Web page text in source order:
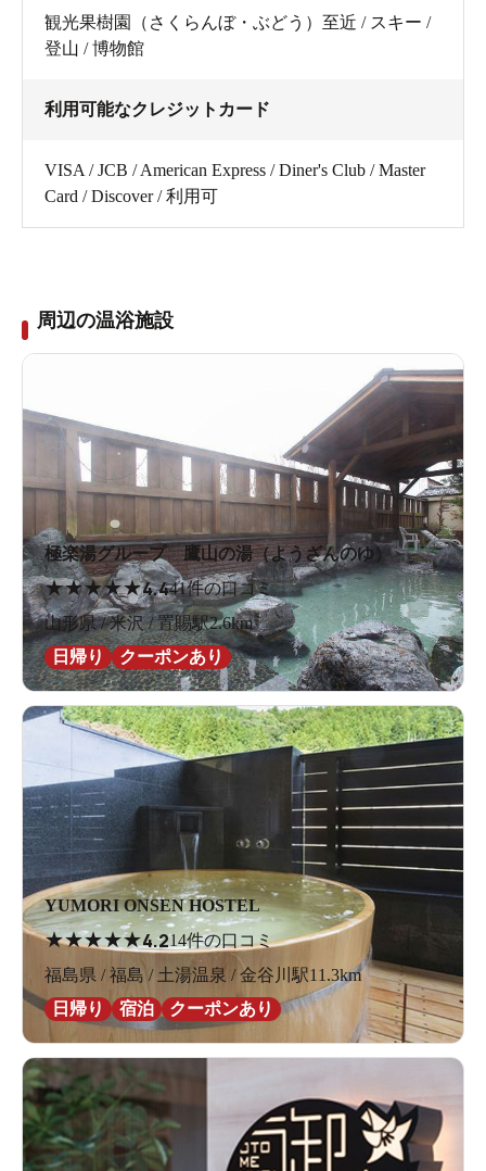
観光果樹園（さくらんぼ・ぶどう）至近 / スキー /
登山 / 博物館
利用可能なクレジットカード
VISA / JCB / American Express / Diner's Club / Master
Card / Discover / 利用可
周辺の温浴施設
極楽湯グループ 鷹山の湯（ようざんのゆ）
★★★★★4.441件の口コミ
山形県 / 米沢 / 置賜駅2.6km
日帰り
クーポンあり
YUMORI ONSEN HOSTEL
★★★★★4.214件の口コミ
福島県 / 福島 / 土湯温泉 / 金谷川駅11.3km
日帰り
宿泊 クーポンあり